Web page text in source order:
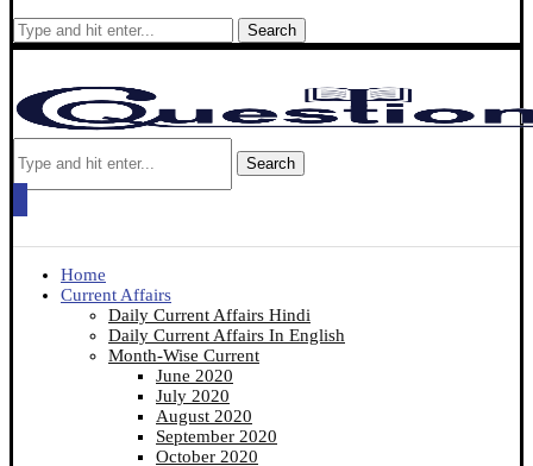
Search
Search
Home
Current Affairs
Daily Current Affairs Hindi
Daily Current Affairs In English
Month-Wise Current
June 2020
July 2020
August 2020
September 2020
October 2020